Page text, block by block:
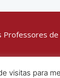
de
visitas para